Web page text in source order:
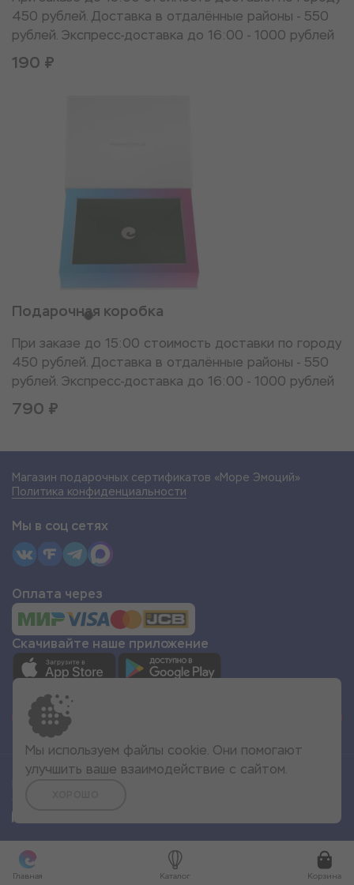
450 рублей. Доставка в отдалённые районы - 550
рублей. Экспресс-доставка до 16:00 - 1000 рублей
190 ₽
Подарочная коробка
При заказе до 15:00 стоимость доставки по городу
450 рублей. Доставка в отдалённые районы - 550
рублей. Экспресс-доставка до 16:00 - 1000 рублей
790 ₽
Магазин подарочных сертификатов «Море Эмоций»
Политика конфиденциальности
Мы в соц сетях
Оплата через
Скачивайте наше приложение
Мы используем файлы cookie. Они помогают
улучшить ваше взаимодействие с сайтом.
Главная Каталог Корзина